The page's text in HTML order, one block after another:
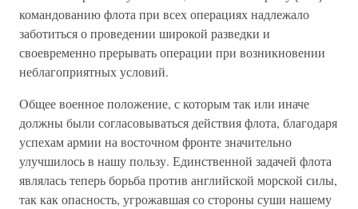
командованию флота при всех операциях надлежало
заботиться о проведении широкой разведки и
своевременно прерывать операции при возникновении
неблагоприятных условий.
Общее военное положение, с которым так или иначе
должны были согласовываться действия флота, благодаря
успехам армии на восточном фронте значительно
улучшилось в нашу пользу. Единственной задачей флота
являлась теперь борьба против английской морской силы,
так как опасность, угрожавшая со стороны суши нашему